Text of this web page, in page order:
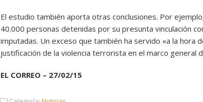
El estudio también aporta otras conclusiones. Por
40.000 personas detenidas por su presunta vinculación
imputadas. Un exceso que también ha servido «a la hora
justificación de la violencia terrorista en el marco general
EL CORREO – 27/02/15